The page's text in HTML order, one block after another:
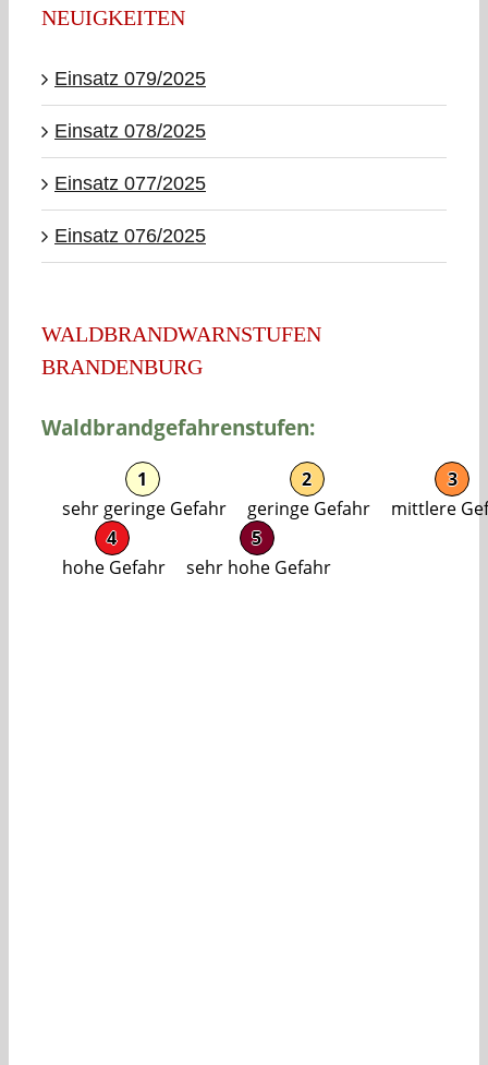
NEUIGKEITEN
Einsatz 079/2025
Einsatz 078/2025
Einsatz 077/2025
Einsatz 076/2025
WALDBRANDWARNSTUFEN
BRANDENBURG